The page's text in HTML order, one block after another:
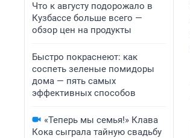
Что к августу подорожало в
Кузбассе больше всего —
обзор цен на продукты
Быстро покраснеют: как
соспеть зеленые помидоры
дома — пять самых
эффективных способов
«Теперь мы семья!» Клава
Кока сыграла тайную свадьбу